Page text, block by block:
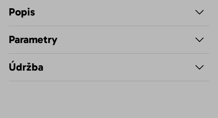
Popis
Parametry
Údržba